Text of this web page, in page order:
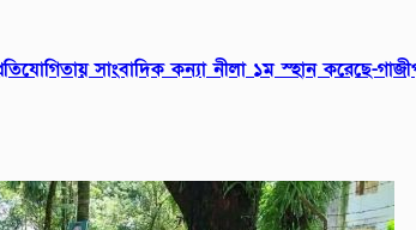
সাংবাদিক কন্যা নীলা ১ম স্হান করেছে-